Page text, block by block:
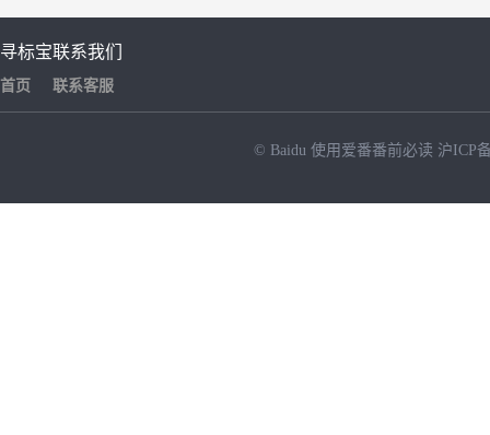
寻标宝
首页
联系我们
联系客服
© Baidu 使用爱番番前必读 沪ICP